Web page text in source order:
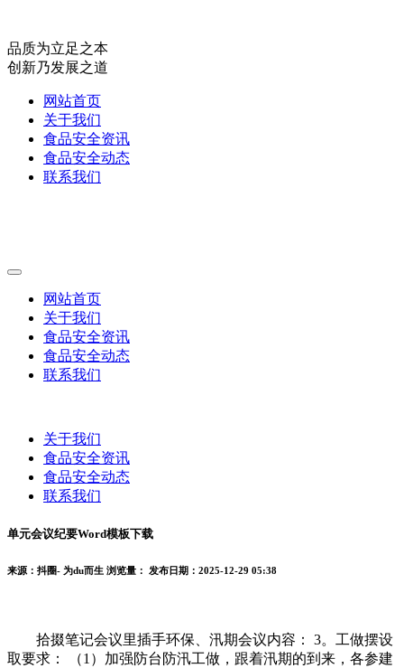
品质为立足之本
创新乃发展之道
网站首页
关于我们
食品安全资讯
食品安全动态
联系我们
网站首页
关于我们
食品安全资讯
食品安全动态
联系我们
关于我们
食品安全资讯
食品安全动态
联系我们
单元会议纪要Word模板下载
来源：抖圈- 为du而生 浏览量： 发布日期：2025-12-29 05:38
拾掇笔记会议里插手环保、汛期会议内容： 3。工做摆设
取要求： （1）加强防台防汛工做，跟着汛期的到来，各参建